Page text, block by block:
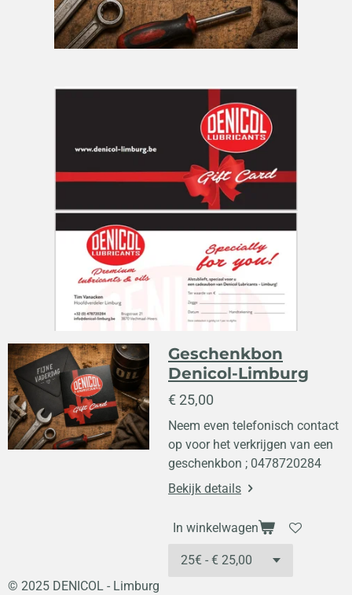
Geschenkbon
Denicol-Limburg
€ 25,00
Neem even telefonisch contact
op voor het verkrijgen van een
geschenkbon ; 0478720284
Bekijk details
In winkelwagen
© 2025 DENICOL - Limburg